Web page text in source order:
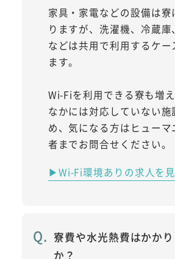
家具・家電などの設備は寮
りますが、洗濯機、冷蔵
などは共用で利用するケー
ます。
Wi-Fiを利用できる寮も増え
なかには対応していない施
め、気になる方はヒューマ
者までお問合せください。
▶Wi-Fi環境ありの求人を
寮費や水光熱費はかか
か？